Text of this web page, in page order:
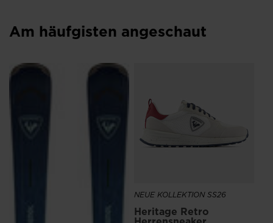
States.
Am häufgisten angeschaut
NEUE KOLLEKTION SS26
Heritage Retro